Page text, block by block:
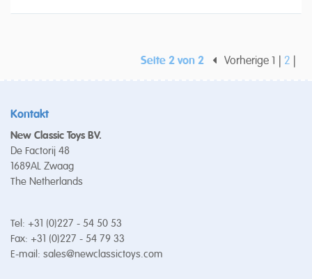
Seite 2 von 2 Vorherige 1 2
Kontakt
New Classic Toys BV.
De Factorij 48
1689AL Zwaag
The Netherlands
Tel: +31 (0)227 - 54 50 53
Fax: +31 (0)227 - 54 79 33
E-mail: sales@newclassictoys.com